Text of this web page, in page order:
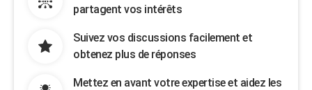
partagent vos intérêts
Suivez vos discussions facilement et
obtenez plus de réponses
Mettez en avant votre expertise et aidez les